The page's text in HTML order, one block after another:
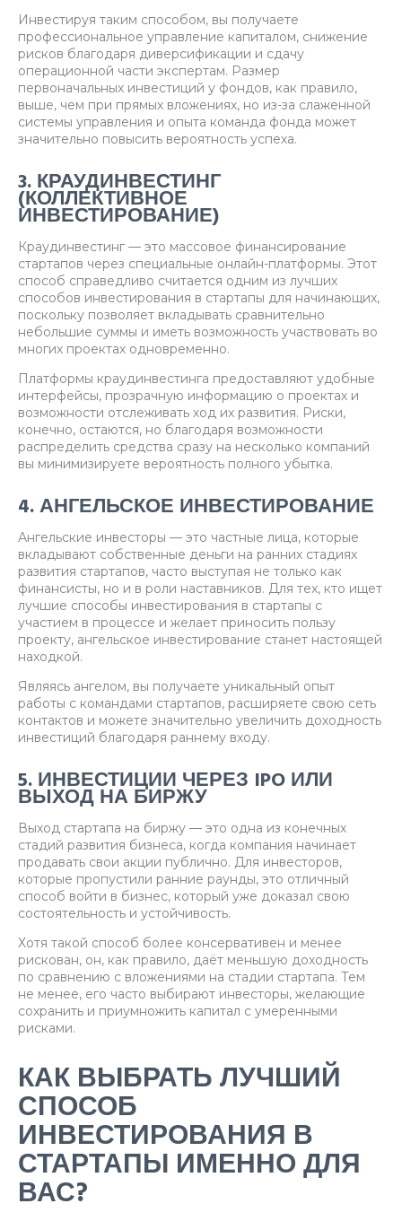
Инвестируя таким способом, вы получаете
профессиональное управление капиталом, снижение
рисков благодаря диверсификации и сдачу
операционной части экспертам. Размер
первоначальных инвестиций у фондов, как правило,
выше, чем при прямых вложениях, но из-за слаженной
системы управления и опыта команда фонда может
значительно повысить вероятность успеха.
3. КРАУДИНВЕСТИНГ
(КОЛЛЕКТИВНОЕ
ИНВЕСТИРОВАНИЕ)
Краудинвестинг — это массовое финансирование
стартапов через специальные онлайн-платформы. Этот
способ справедливо считается одним из лучших
способов инвестирования в стартапы для начинающих,
поскольку позволяет вкладывать сравнительно
небольшие суммы и иметь возможность участвовать во
многих проектах одновременно.
Платформы краудинвестинга предоставляют удобные
интерфейсы, прозрачную информацию о проектах и
возможности отслеживать ход их развития. Риски,
конечно, остаются, но благодаря возможности
распределить средства сразу на несколько компаний
вы минимизируете вероятность полного убытка.
4. АНГЕЛЬСКОЕ ИНВЕСТИРОВАНИЕ
Ангельские инвесторы — это частные лица, которые
вкладывают собственные деньги на ранних стадиях
развития стартапов, часто выступая не только как
финансисты, но и в роли наставников. Для тех, кто ищет
лучшие способы инвестирования в стартапы с
участием в процессе и желает приносить пользу
проекту, ангельское инвестирование станет настоящей
находкой.
Являясь ангелом, вы получаете уникальный опыт
работы с командами стартапов, расширяете свою сеть
контактов и можете значительно увеличить доходность
инвестиций благодаря раннему входу.
5. ИНВЕСТИЦИИ ЧЕРЕЗ IPO ИЛИ
ВЫХОД НА БИРЖУ
Выход стартапа на биржу — это одна из конечных
стадий развития бизнеса, когда компания начинает
продавать свои акции публично. Для инвесторов,
которые пропустили ранние раунды, это отличный
способ войти в бизнес, который уже доказал свою
состоятельность и устойчивость.
Хотя такой способ более консервативен и менее
рискован, он, как правило, даёт меньшую доходность
по сравнению с вложениями на стадии стартапа. Тем
не менее, его часто выбирают инвесторы, желающие
сохранить и приумножить капитал с умеренными
рисками.
КАК ВЫБРАТЬ ЛУЧШИЙ
СПОСОБ
ИНВЕСТИРОВАНИЯ В
СТАРТАПЫ ИМЕННО ДЛЯ
ВАС?